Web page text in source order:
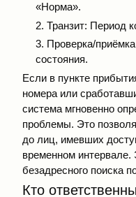
«Норма».
2. Транзит: Период
3. Проверка/
состояния.
Если в пункте
номера или
система мгновенно
проблемы. Это
до лиц, имевших
временном интервале.
безадресного поиска
Кто